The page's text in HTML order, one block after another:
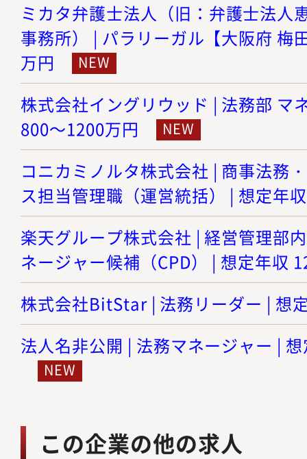
ミカタ弁護士法人（旧：弁護士法人
事務所） | パラリーガル【大阪府 梅
万円
株式会社イングリウッド | 法務部 マ
800～1200万円
コニカミノルタ株式会社 | 商事法務
ス担当管理職（運営統括） | 想定年
楽天グループ株式会社 | 経営管理部
ネージャー候補（CPD） | 想定年収
株式会社BitStar | 法務リーダー | 想
法人名非公開 | 法務マネージャー |
この企業の他の求人